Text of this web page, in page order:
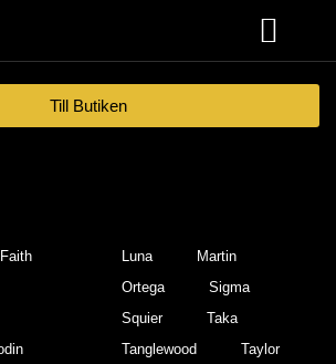
Till Butiken
Faith
Luna
Martin
Ortega
Sigma
Squier
Taka
Tanglewood
Taylor